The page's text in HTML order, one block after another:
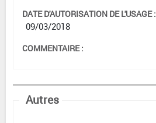
DATE D'AUTORISATION DE L'USAGE :
09/03/2018
COMMENTAIRE :
Autres